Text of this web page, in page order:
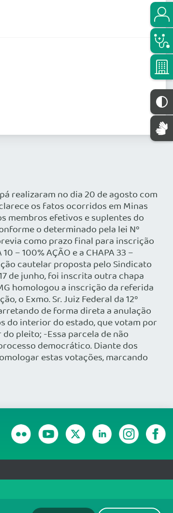
realizaram no dia 20 de agosto com
os fatos ocorridos em Minas
membros efetivos e suplentes do
o determinado pela lei Nº
como prazo final para inscrição
– 100% AÇÃO e a CHAPA 33 –
cautelar proposta pelo Sindicato
de junho, foi inscrita outra chapa
homologou a inscrição da referida
o Exmo. Sr. Juiz Federal da 12º
de forma direta a anulação
do interior do estado, que votam por
pleito; -Essa parcela de não
democrático. Diante dos
estas votações, marcando
de